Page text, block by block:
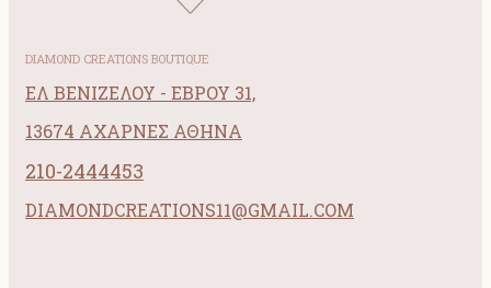
DIAMOND CREATIONS BOUTIQUE
ΕΛ ΒΕΝΙΖΕΛΟΥ - ΕΒΡΟΥ 31,
13674 ΑΧΑΡΝΕΣ ΑΘΗΝΑ
210-2444453
DIAMONDCREATIONS11@GMAIL.COM